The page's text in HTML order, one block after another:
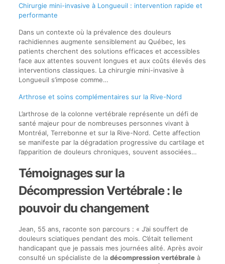
Chirurgie mini-invasive à Longueuil : intervention rapide et
performante
Dans un contexte où la prévalence des douleurs
rachidiennes augmente sensiblement au Québec, les
patients cherchent des solutions efficaces et accessibles
face aux attentes souvent longues et aux coûts élevés des
interventions classiques. La chirurgie mini-invasive à
Longueuil s’impose comme…
Arthrose et soins complémentaires sur la Rive-Nord
L’arthrose de la colonne vertébrale représente un défi de
santé majeur pour de nombreuses personnes vivant à
Montréal, Terrebonne et sur la Rive-Nord. Cette affection
se manifeste par la dégradation progressive du cartilage et
l’apparition de douleurs chroniques, souvent associées…
Témoignages sur la
Décompression Vertébrale : le
pouvoir du changement
Jean, 55 ans, raconte son parcours : « J’ai souffert de
douleurs sciatiques pendant des mois. C’était tellement
handicapant que je passais mes journées alité. Après avoir
consulté un spécialiste de la décompression vertébraleà